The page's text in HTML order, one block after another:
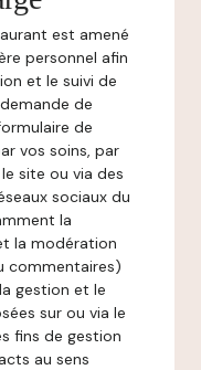
est amené
personnel afin
et le suivi de
de
de
vos soins, par
site ou via des
sociaux du
la
la modération
commentaires)
gestion et le
sur ou via le
fins de gestion
au sens